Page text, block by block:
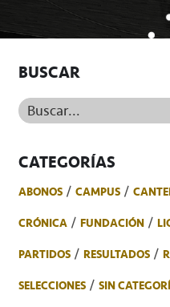
BUSCAR
Buscar...
CATEGORÍAS
ABONOS CAMPUS
CRÓNICA
FUNDACIÓN
PARTIDOS
RESULTADOS
SELECCIONES
SIN